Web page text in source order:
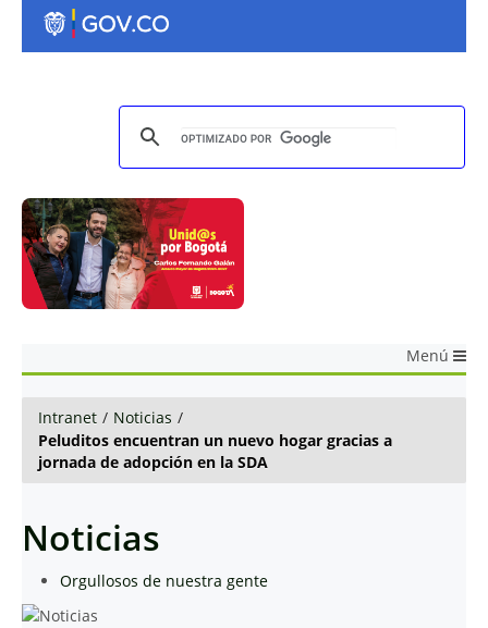
Menú
Intranet / Noticias /
Peluditos encuentran un nuevo hogar gracias a
jornada de adopción en la SDA
Noticias
Orgullosos de nuestra gente